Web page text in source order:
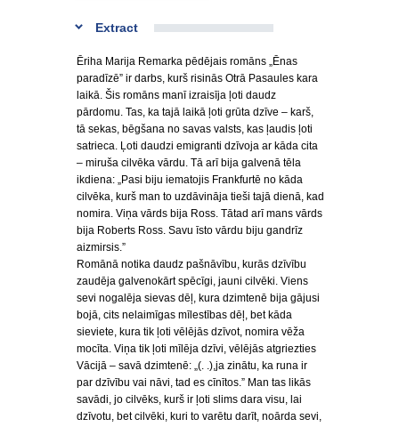
Extract
Ēriha Marija Remarka pēdējais romāns „Ēnas
paradīzē” ir darbs, kurš risinās Otrā Pasaules kara
laikā. Šis romāns manī izraisīja ļoti daudz
pārdomu. Tas, ka tajā laikā ļoti grūta dzīve – karš,
tā sekas, bēgšana no savas valsts, kas ļaudis ļoti
satrieca. Ļoti daudzi emigranti dzīvoja ar kāda cita
– miruša cilvēka vārdu. Tā arī bija galvenā tēla
ikdiena: „Pasi biju iematojis Frankfurtē no kāda
cilvēka, kurš man to uzdāvināja tieši tajā dienā, kad
nomira. Viņa vārds bija Ross. Tātad arī mans vārds
bija Roberts Ross. Savu īsto vārdu biju gandrīz
aizmirsis.”
Romānā notika daudz pašnāvību, kurās dzīvību
zaudēja galvenokārt spēcīgi, jauni cilvēki. Viens
sevi nogalēja sievas dēļ, kura dzimtenē bija gājusi
bojā, cits nelaimīgas mīlestības dēļ, bet kāda
sieviete, kura tik ļoti vēlējās dzīvot, nomira vēža
mocīta. Viņa tik ļoti mīlēja dzīvi, vēlējās atgriezties
Vācijā – savā dzimtenē: „(. .),ja zinātu, ka runa ir
par dzīvību vai nāvi, tad es cīnītos.” Man tas likās
savādi, jo cilvēks, kurš ir ļoti slims dara visu, lai
dzīvotu, bet cilvēki, kuri to varētu darīt, noārda sevi,